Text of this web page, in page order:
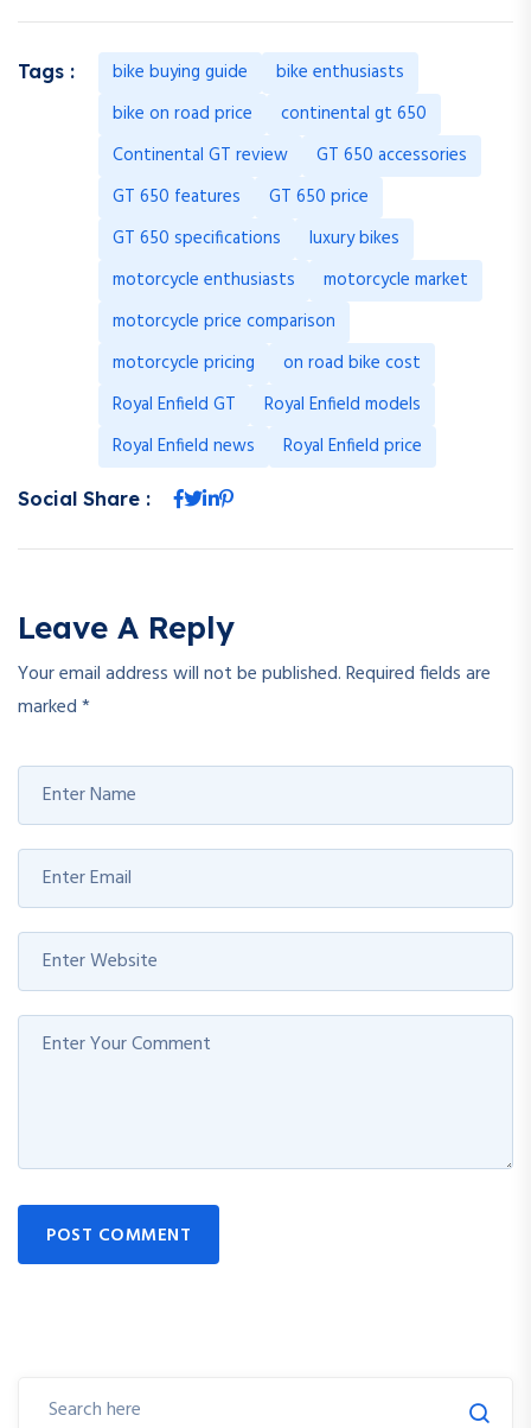
Tags : bike buying guide
bike enthusiasts
bike on road price
continental gt 650
Continental GT review
GT 650 accessories
GT 650 features
GT 650 price
GT 650 specifications
luxury bikes
motorcycle enthusiasts
motorcycle market
motorcycle price comparison
motorcycle pricing
on road bike cost
Royal Enfield GT
Royal Enfield models
Royal Enfield news
Royal Enfield price
Social Share :
Leave A Reply
Your email address will not be published.Required fields are
marked*
POST COMMENT